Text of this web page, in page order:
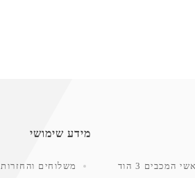
מחסן ותצוגה ראשי המכבים 3 הוד
מידע שימושי
משלוחים והחזרות